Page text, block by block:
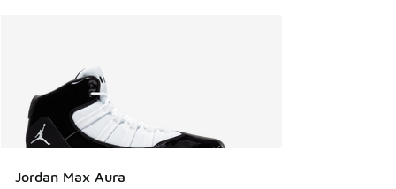
Jordan Max Aura